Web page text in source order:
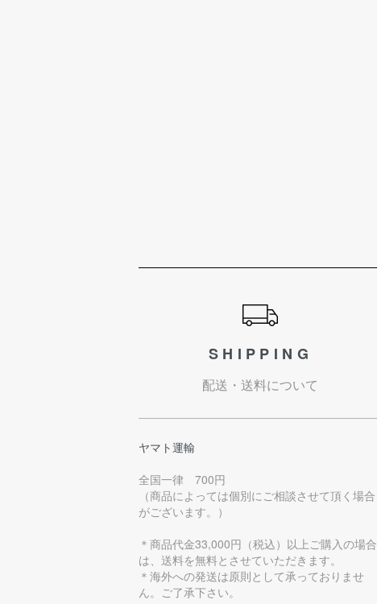
SHIPPING
配送・送料について
ヤマト運輸
全国一律 700円
（商品によっては個別にご相談させて頂く場合
がございます。）
＊商品代金33,000円（税込）以上ご購入の場合
は、送料を無料とさせていただきます。
＊海外への発送は原則として承っておりませ
ん。ご了承下さい。